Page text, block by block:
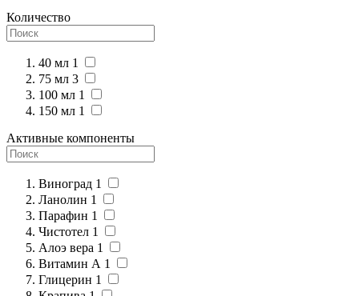
Количество
40 мл 1
75 мл 3
100 мл 1
150 мл 1
Активные компоненты
Виноград 1
Ланолин 1
Парафин 1
Чистотел 1
Алоэ вера 1
Витамин А 1
Глицерин 1